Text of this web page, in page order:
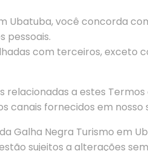
Ubatuba, você concorda
pessoais.
com terceiros, exceto
a estes Termos
canais fornecidos em nosso
Galha Negra Turismo em
sujeitos a alterações